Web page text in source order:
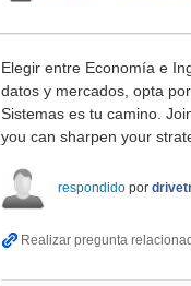
Elegir entre Economía e
datos y mercados, opta
Sistemas es tu camino.
you can sharpen your
respondido por